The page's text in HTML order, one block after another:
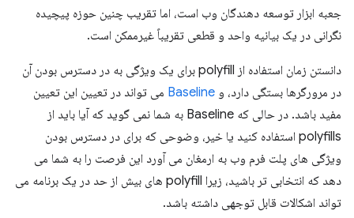
جعبه ابزار توسعه دهندگان وب است، اما تقریب چنین حوزه پیچیده
نگرانی در یک بیانیه واحد و قطعی تقریباً غیرممکن است.
دانستن زمان استفاده از polyfill برای یک ویژگی به در دسترس بودن آن
در مرورگرها بستگی دارد، و Baseline می تواند در تعیین این تعیین
مفید باشد. در حالی که Baseline به شما نمی گوید که آیا باید از
polyfills استفاده کنید یا خیر، وضوحی که برای در دسترس بودن
ویژگی های پلت فرم وب به ارمغان می آورد این فرصت را به شما می
دهد که انتخابی تر باشید، زیرا polyfill های بیش از حد در یک برنامه می
تواند اشکالات قابل توجهی داشته باشد.